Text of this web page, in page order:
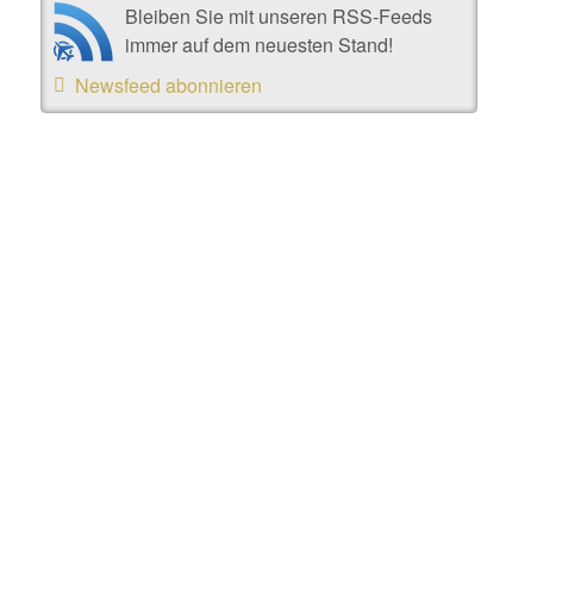
Bleiben Sie mit unseren RSS-Feeds
immer auf dem neuesten Stand!
Newsfeed abonnieren